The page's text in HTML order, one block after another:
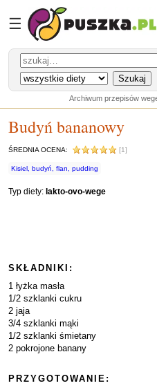
☰
Archiwum przepisów
Budyń bananowy
ŚREDNIA OCENA: [1]
Kisiel, budyń, flan, pudding
Typ diety: lakto-ovo-wege
SKŁADNIKI:
1 łyżka masła
1/2 szklanki cukru
2 jaja
3/4 szklanki mąki
1/2 szklanki śmietany
2 pokrojone banany
PRZYGOTOWANIE: